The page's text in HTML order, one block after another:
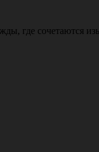
где сочетаются